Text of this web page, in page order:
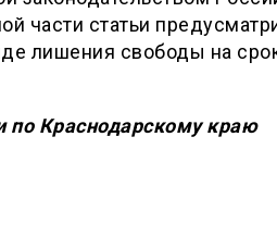
части статьи
лишения свободы на
Краснодарскому краю